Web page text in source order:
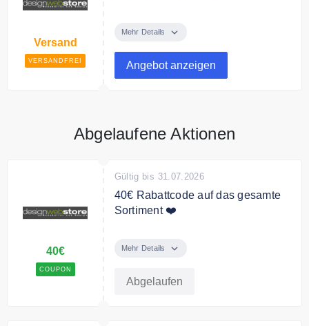
Versand
VERSANDFREI
designwebstore
Mehr Details
Angebot anzeigen
Abgelaufene Aktionen
40€
COUPON
Gültig bis 31.07.2026
40€ Rabattcode auf das gesamte
Sortiment ❤️
Rabatt auf das gesamte Sortiment.
Ab 750€ Bestellwert.
Mehr Details
Abgelaufen